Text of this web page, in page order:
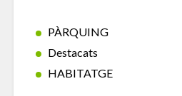
PÀRQUING
Destacats
HABITATGE